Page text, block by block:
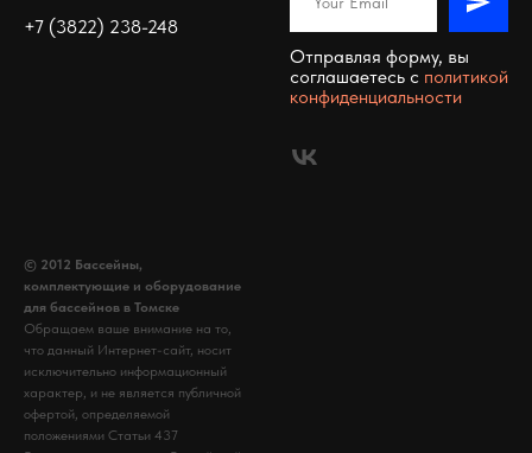
+7 (3822) 238-248
Отправляя форму, вы
соглашаетесь c политикой
конфиденциальности
© 2012 Бассейны,
комплектующие и оборудование
для бассейнов в Томске
Обращаем ваше внимание на то,
что данный Интернет-сайт, носит
исключительно информационный
характер, и не является публичной
офертой, определяемой
положениями Статьи 437